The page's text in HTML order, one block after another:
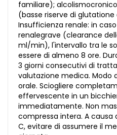
familiare);
(basse riserve di
Insufficienza renale: in
renalegrave (clearance
ml/min), l'intervallo tra le
essere di almeno 8 ore.
3 giorni consecutivi di
valutazione medica. Modo
orale. Sciogliere
effervescente in un
immediatamente. Non
compressa intera. A causa
C, evitare di assumere il